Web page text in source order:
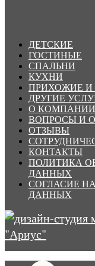
ДЕТСКИЕ
ГОСТИНЫЕ
СПАЛЬНИ
КУХНИ
ПРИХОЖИЕ И
ДРУГИЕ
О КОМПАНИИ
ВОПРОСЫ И
ОТЗЫВЫ
КОНТАКТЫ
ПОЛИТИКА
ДАННЫХ
СОГЛАСИЕ
ДАННЫХ